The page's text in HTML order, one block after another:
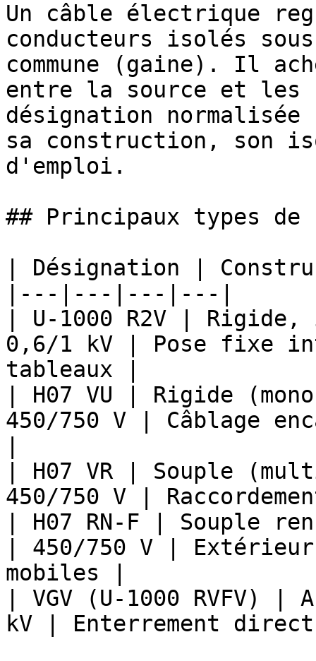
Un câble électrique
conducteurs isolés
commune (gaine). Il
entre la source et les
désignation
sa construction, son
d'emploi.
## Principaux types
| Désignation |
|---|---|---|---|
| U-1000 R2V |
0,6/1 kV | Pose fixe
tableaux |
| H07 VU | Rigide
450/750 V | Câblage
| H07 VR | Souple
450/750 V |
| H07 RN-F | Souple
| 450/750 V |
mobiles |
| VGV (U-1000 RVFV)
kV | Enterrement